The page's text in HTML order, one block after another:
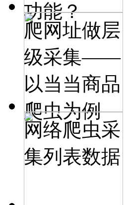
功能？
爬网址做层
级采集——
以当当商品
爬虫为例
网络爬虫采
集列表数据